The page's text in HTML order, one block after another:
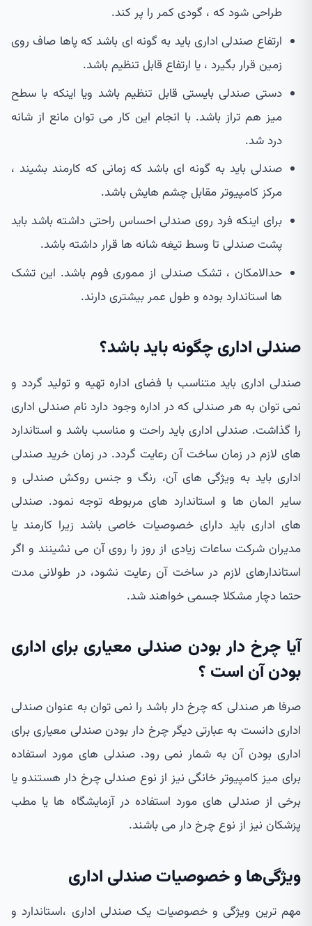
طراحی شود که ، گودی کمر را پر کند.
ارتفاع صندلی اداری باید به گونه ای باشد که پاها صاف روی
زمین قرار بگیرد ، یا ارتفاع قابل تنظیم باشد.
دستی صندلی بایستی قابل تنظیم باشد ویا اینکه با سطح
میز هم تراز باشد. با انجام این کار می توان مانع از شانه
درد شد.
صندلی باید به گونه ای باشد که زمانی که کارمند بشیند ،
مرکز کامپیوتر مقابل چشم هایش باشد.
برای اینکه فرد روی صندلی احساس راحتی داشته باشد باید
پشت صندلی تا وسط تیغه شانه ها قرار داشته باشد.
حدالامکان ، تشک صندلی از مموری فوم باشد. این تشک
ها استاندارد بوده و طول عمر بیشتری دارند.
صندلی اداری چگونه باید باشد؟
صندلی اداری باید متناسب با فضای اداره تهیه و تولید گردد و
نمی توان به هر صندلی که در اداره وجود دارد نام صندلی اداری
را گذاشت. صندلی اداری باید راحت و مناسب باشد و استاندارد
های لازم در زمان ساخت آن رعایت گردد. در زمان خرید صندلی
اداری باید به ویژگی های آن، رنگ و جنس روکش صندلی و
سایر المان ها و استاندارد های مربوطه توجه نمود. صندلی
های اداری باید دارای خصوصیات خاصی باشد زیرا کارمند یا
مدیران شرکت ساعات زیادی از روز را روی آن می نشینند و اگر
استاندارهای لازم در ساخت آن رعایت نشود، در طولانی مدت
حتما دچار مشکلا جسمی خواهند شد.
آیا چرخ دار بودن صندلی معیاری برای اداری
بودن آن است ؟
صرفا هر صندلی که چرخ دار باشد را نمی توان به عنوان صندلی
اداری دانست به عبارتی دیگر چرخ دار بودن صندلی معیاری برای
اداری بودن آن به شمار نمی رود. صندلی های مورد استفاده
برای میز کامپیوتر خانگی نیز از نوع صندلی چرخ دار هستندو یا
برخی از صندلی های مورد استفاده در آزمایشگاه ها یا مطب
پزشکان نیز از نوع چرخ دار می باشند.
ویژگی‌ها و خصوصیات صندلی اداری
مهم ترین ویژگی و خصوصیات یک صندلی اداری ،استاندارد و